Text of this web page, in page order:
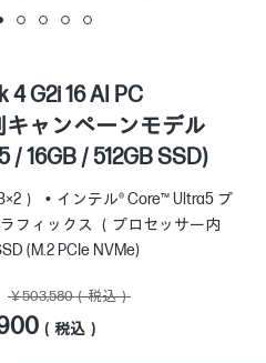
4 G2i 16 AI PC
キャンペーンモデル
/ 16GB / 512GB SSD)
）
インテル® Core™ Ultra5 プ
フィックス （プロセッサー内
(M.2 PCIe NVMe)
￥503,580（税込）
（税込）